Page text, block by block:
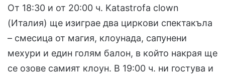
От 18:30 и от 20:00 ч. Katastrofa clown
(Италия) ще изиграе два циркови спектакъла
– смесица от магия, клоунада, сапунени
мехури и един голям балон, в който накрая ще
се озове самият клоун. В 19:00 ч. ни гостува и